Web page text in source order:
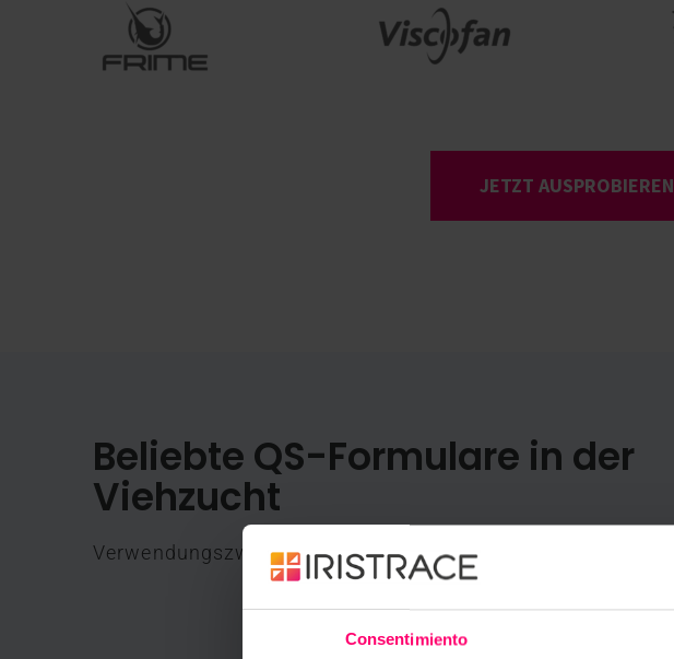
Consentimiento
JETZT AUSPROBIEREN
Beliebte QS-Formulare in der
Viehzucht
Verwendungszwecke und Empfehlungen für die Anwendung